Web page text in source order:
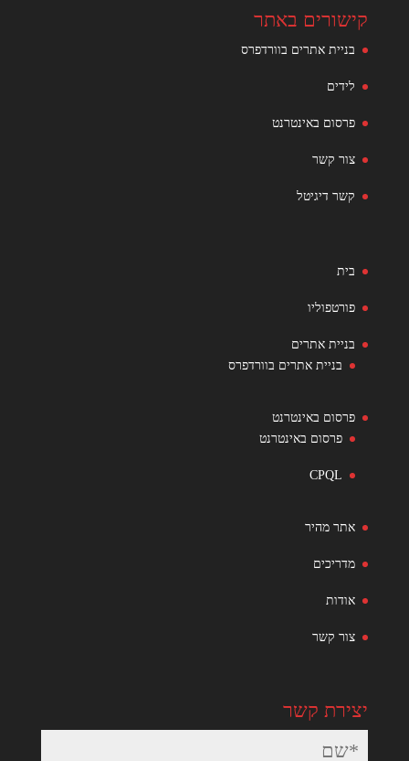
קישורים באתר
בניית אתרים בוורדפרס
לידים
פרסום באינטרנט
צור קשר
קשר דיגיטל
בית
פורטפוליו
בניית אתרים
בניית אתרים בוורדפרס
פרסום באינטרנט
פרסום באינטרנט
CPQL
אתר מהיר
מדריכים
אודות
צור קשר
יצירת קשר